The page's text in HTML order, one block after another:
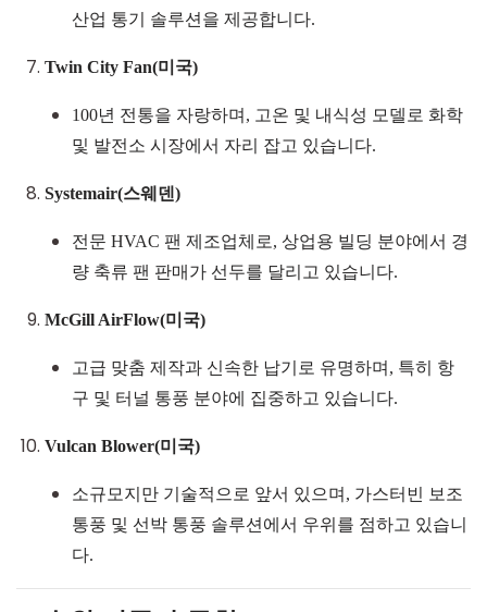
산업 통기 솔루션을 제공합니다.
Twin City Fan(미국)
100년 전통을 자랑하며, 고온 및 내식성 모델로 화학
및 발전소 시장에서 자리 잡고 있습니다.
Systemair(스웨덴)
전문 HVAC 팬 제조업체로, 상업용 빌딩 분야에서 경
량 축류 팬 판매가 선두를 달리고 있습니다.
McGill AirFlow(미국)
고급 맞춤 제작과 신속한 납기로 유명하며, 특히 항
구 및 터널 통풍 분야에 집중하고 있습니다.
Vulcan Blower(미국)
소규모지만 기술적으로 앞서 있으며, 가스터빈 보조
통풍 및 선박 통풍 솔루션에서 우위를 점하고 있습니
다.